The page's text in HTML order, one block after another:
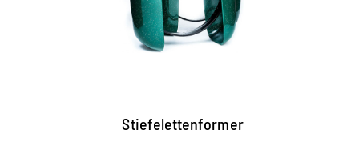
mit praktischer Hängevorrichtung, um Falten und
Knicken im Schaft vorzubeugen
aus hygienischen Gründen vom Umtausch
Stiefelettenformer